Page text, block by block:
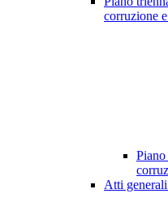
corruzione
Atti generali